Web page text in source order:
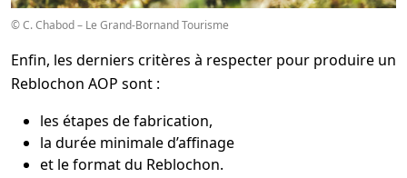
© C. Chabod – Le Grand-Bornand Tourisme
Enfin, les derniers critères à respecter pour produire un
Reblochon AOP sont :
les étapes de fabrication,
la durée minimale d’affinage
et le format du Reblochon.